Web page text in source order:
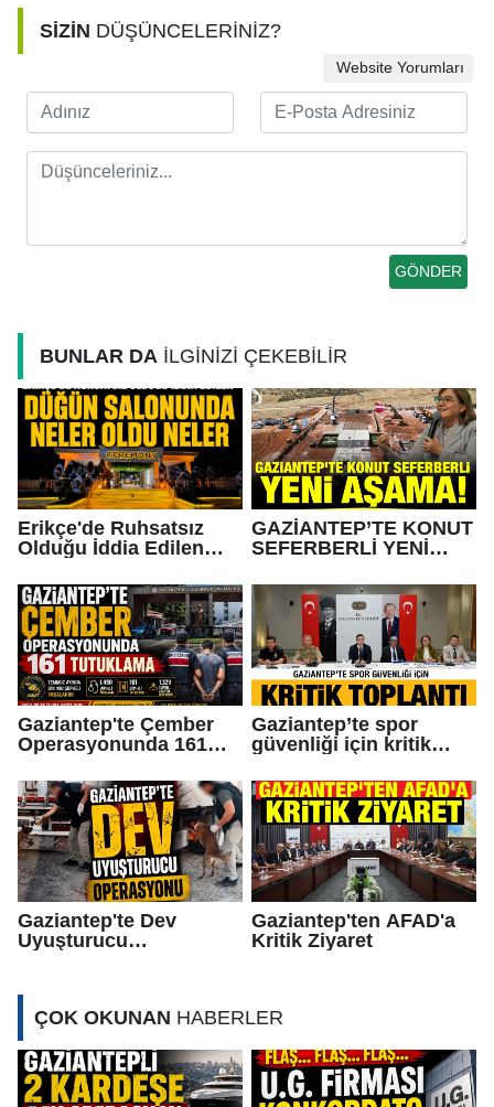
SİZİN DÜŞÜNCELERİNİZ?
Website Yorumları
BUNLAR DA İLGİNİZİ ÇEKEBİLİR
Erikçe'de Ruhsatsız
Olduğu İddia Edilen
Oldu Neler!
GAZİANTEP’TE KONUT
SEFERBERLİ YENİ
Gaziantep'te Çember
Operasyonunda 161
Gaziantep’te spor
güvenliği için kritik
Gaziantep'te Dev
Uyuşturucu
Gaziantep'ten AFAD'a
Kritik Ziyaret
ÇOK OKUNAN HABERLER